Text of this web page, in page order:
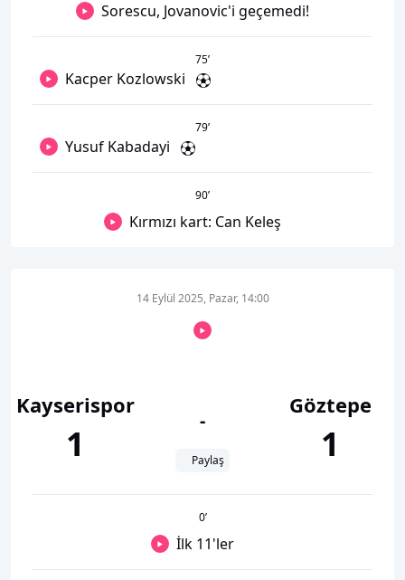
Sorescu, Jovanovic'i geçemedi!
75’
Kacper Kozlowski
79’
Yusuf Kabadayi
90’
Kırmızı kart: Can Keleş
Kayserispor
1
14 Eylül 2025, Pazar, 14:00
-
Paylaş
Göztepe
1
0’
İlk 11'ler